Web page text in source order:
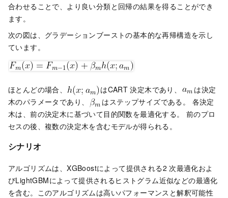
合わせることで、より良い分類と回帰の結果を得ることができ
ます。
次の図は、グラデーションブーストの基本的な再帰構造を示し
ています。
ほとんどの場合、 はCART 決定木であり、
は決定
木のパラメータであり、
はステップサイズである。 各決定
木は、前の決定木に基づいて目的関数を最適化する。 前のプロ
セスの後、複数の決定木を含むモデルが得られる。
シナリオ
アルゴリズムは、XGBoostによって提供される2 次最適化およ
びLightGBMによって提供されるヒストグラム近似などの最適化
を含む。このアルゴリズムは高いパフォーマンスと解釈可能性